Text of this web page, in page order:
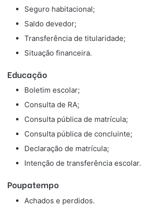
Seguro habitacional;
Saldo devedor;
Transferência de titularidade;
Situação financeira.
Educação
Boletim escolar;
Consulta de RA;
Consulta pública de matrícula;
Consulta pública de concluinte;
Declaração de matrícula;
Intenção de transferência escolar.
Poupatempo
Achados e perdidos.